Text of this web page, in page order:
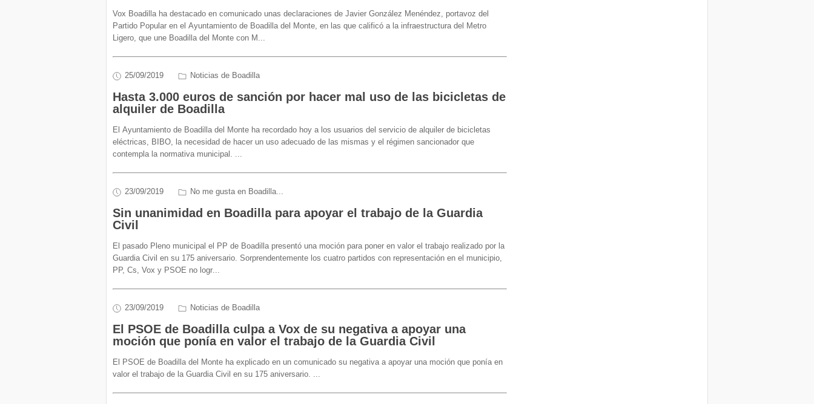
Vox Boadilla ha destacado en comunicado unas declaraciones de Javier González Menéndez, portavoz del
Partido Popular en el Ayuntamiento de Boadilla del Monte, en las que calificó a la infraestructura del Metro
Ligero, que une Boadilla del Monte con M ...
25/09/2019 Noticias de Boadilla
Hasta 3.000 euros de sanción por hacer mal uso de las bicicletas de
alquiler de Boadilla
El Ayuntamiento de Boadilla del Monte ha recordado hoy a los usuarios del servicio de alquiler de bicicletas
eléctricas, BIBO, la necesidad de hacer un uso adecuado de las mismas y el régimen sancionador que
contempla la normativa municipal. ...
23/09/2019 No me gusta en Boadilla...
Sin unanimidad en Boadilla para apoyar el trabajo de la Guardia
Civil
El pasado Pleno municipal el PP de Boadilla presentó una moción para poner en valor el trabajo realizado por la
Guardia Civil en su 175 aniversario. Sorprendentemente los cuatro partidos con representación en el municipio,
PP, Cs, Vox y PSOE no logr...
23/09/2019 Noticias de Boadilla
El PSOE de Boadilla culpa a Vox de su negativa a apoyar una
moción que ponía en valor el trabajo de la Guardia Civil
El PSOE de Boadilla del Monte ha explicado en un comunicado su negativa a apoyar una moción que ponía en
valor el trabajo de la Guardia Civil en su 175 aniversario. ...